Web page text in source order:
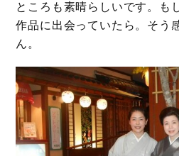
ところも素晴らしいです。も
作品に出会っていたら。そう
ん。